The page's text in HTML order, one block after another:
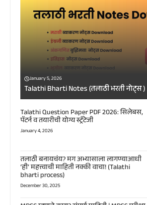
January 5, 2026
Talathi Bharti Notes (तलाठी भरती नोट्स )
Talathi Question Paper PDF 2026: सिलेबस,
पॅटर्न व तयारीची योग्य स्ट्रॅटेजी
January 4, 2026
तलाठी बनायचंय? मग अभ्यासाला लागण्याआधी
‘ही’ महत्त्वाची माहिती नक्की वाचा! (Talathi
bharti process)
December 30, 2025